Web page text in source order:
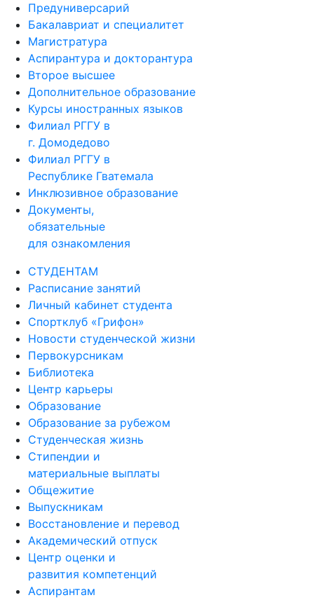
Предуниверсарий
Бакалавриат и специалитет
Магистратура
Аспирантура и докторантура
Второе высшее
Дополнительное образование
Курсы иностранных языков
Филиал РГГУ в
г. Домодедово
Филиал РГГУ в
Республике Гватемала
Инклюзивное образование
Документы,
обязательные
для ознакомления
СТУДЕНТАМ
Расписание занятий
Личный кабинет студента
Спортклуб «Грифон»
Новости студенческой жизни
Первокурсникам
Библиотека
Центр карьеры
Образование
Образование за рубежом
Студенческая жизнь
Стипендии и
материальные выплаты
Общежитие
Выпускникам
Восстановление и перевод
Академический отпуск
Центр оценки и
развития компетенций
Аспирантам